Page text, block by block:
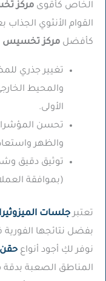
الخاص كأقوى مركز
القوام الأنثوي الجذاب
كأفضل مركز تخسيس
تغيير جذري
والمحيط
الأولى.
تحسن
والظهر
توثيق دقيق
(بموافقة
تعتبر جلسات
بفضل نتائجها
نوفر لكِ أجود أنواع
المناطق الصعبة